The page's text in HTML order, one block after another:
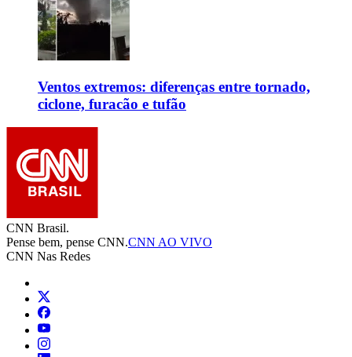
Ventos extremos: diferenças entre tornado,
ciclone, furacão e tufão
CNN Brasil.
Pense bem, pense CNN.CNN AO VIVO
CNN Nas Redes